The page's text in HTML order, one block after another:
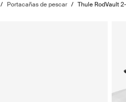
/ Portacañas de pescar / Thule RodVault